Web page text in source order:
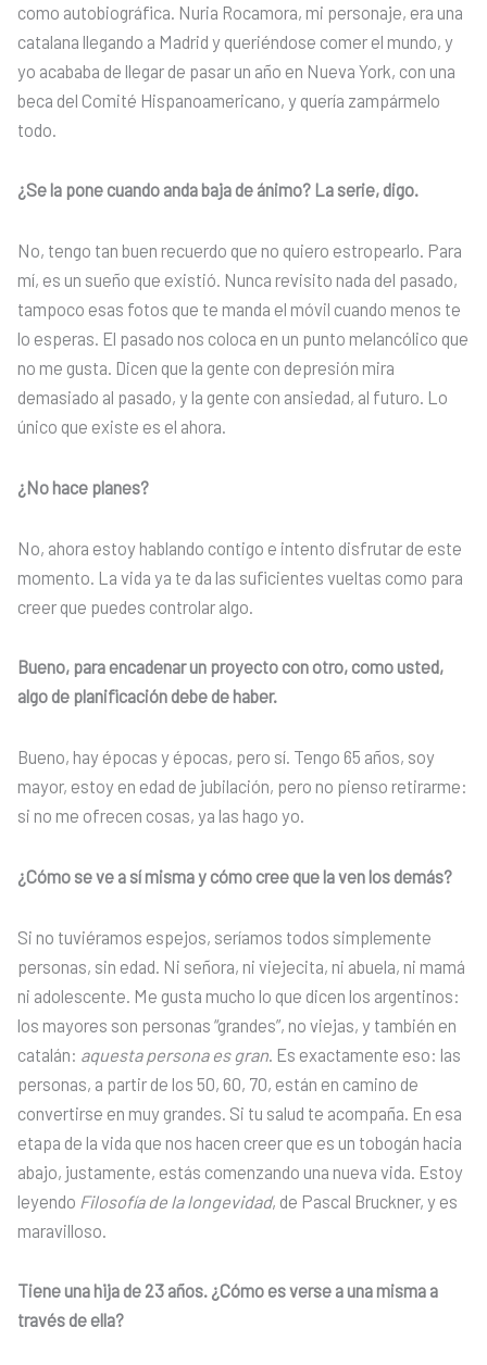
como autobiográfica. Nuria Rocamora, mi personaje, era una
catalana llegando a Madrid y queriéndose comer el mundo, y
yo acababa de llegar de pasar un año en Nueva York, con una
beca del Comité Hispanoamericano, y quería zampármelo
todo.
¿Se la pone cuando anda baja de ánimo? La serie, digo.
No, tengo tan buen recuerdo que no quiero estropearlo. Para
mí, es un sueño que existió. Nunca revisito nada del pasado,
tampoco esas fotos que te manda el móvil cuando menos te
lo esperas. El pasado nos coloca en un punto melancólico que
no me gusta. Dicen que la gente con depresión mira
demasiado al pasado, y la gente con ansiedad, al futuro. Lo
único que existe es el ahora.
¿No hace planes?
No, ahora estoy hablando contigo e intento disfrutar de este
momento. La vida ya te da las suficientes vueltas como para
creer que puedes controlar algo.
Bueno, para encadenar un proyecto con otro, como usted,
algo de planificación debe de haber.
Bueno, hay épocas y épocas, pero sí. Tengo 65 años, soy
mayor, estoy en edad de jubilación, pero no pienso retirarme:
si no me ofrecen cosas, ya las hago yo.
¿Cómo se ve a sí misma y cómo cree que la ven los demás?
Si no tuviéramos espejos, seríamos todos simplemente
personas, sin edad. Ni señora, ni viejecita, ni abuela, ni mamá
ni adolescente. Me gusta mucho lo que dicen los argentinos:
los mayores son personas “grandes”, no viejas, y también en
catalán: aquesta persona es gran . Es exactamente eso: las
personas, a partir de los 50, 60, 70, están en camino de
convertirse en muy grandes. Si tu salud te acompaña. En esa
etapa de la vida que nos hacen creer que es un tobogán hacia
abajo, justamente, estás comenzando una nueva vida. Estoy
leyendo Filosofía de la longevidad, de Pascal Bruckner, y es
maravilloso.
Tiene una hija de 23 años. ¿Cómo es verse a una misma a
través de ella?